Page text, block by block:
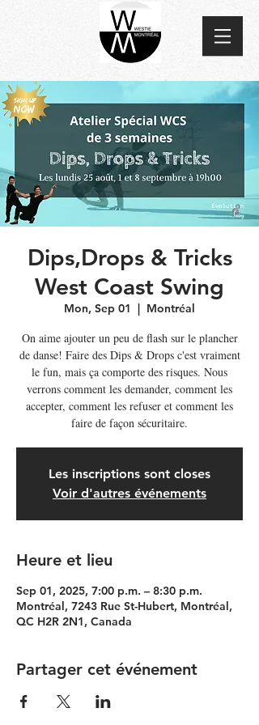
Dips,Drops & Tricks
West Coast Swing
Mon, Sep 01
  |
Montréal
On aime ajouter un peu de flash sur le plancher
de danse! Faire des Dips & Drops c'est vraiment
le fun, mais ça comporte des risques. Nous
verrons comment les demander, comment les
accepter, comment les refuser et comment les
faire de façon sécuritaire.
Les inscriptions sont closes
Voir d'autres événements
Heure et lieu
Sep 01, 2025, 7:00 p.m. – 8:30 p.m.
Montréal, 7243 Rue St-Hubert, Montréal,
QC H2R 2N1, Canada
Partager cet événement